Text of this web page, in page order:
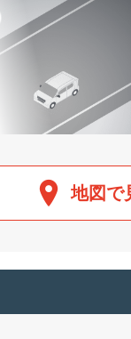
地図で